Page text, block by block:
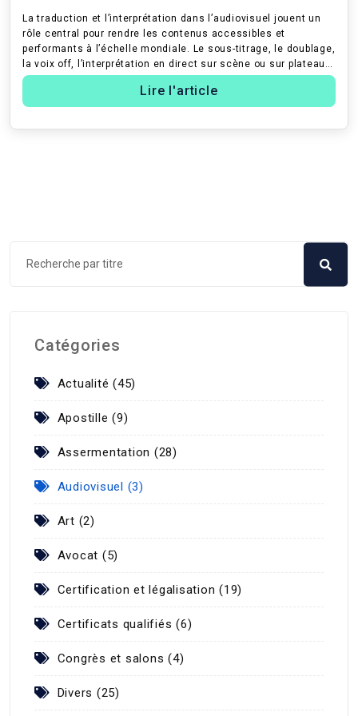
La traduction et l’interprétation dans l’audiovisuel jouent un
rôle central pour rendre les contenus accessibles et
performants à l’échelle mondiale. Le sous-titrage, le doublage,
la voix off, l’interprétation en direct sur scène ou sur plateau :
...
Lire l'article
Catégories
Actualité (45)
Apostille (9)
Assermentation (28)
Audiovisuel (3)
Art (2)
Avocat (5)
Certification et légalisation (19)
Certificats qualifiés (6)
Congrès et salons (4)
Divers (25)